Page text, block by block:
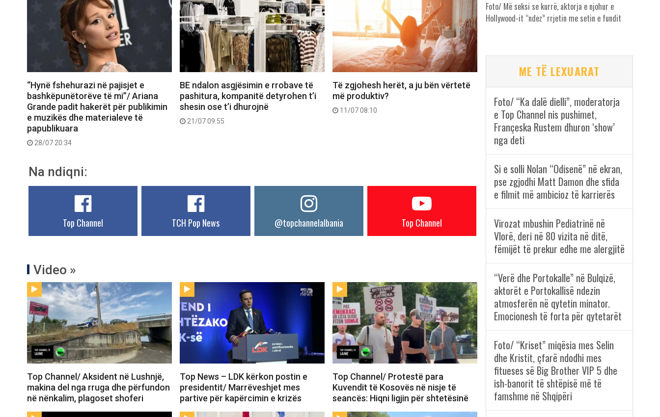
“Hynë fshehurazi në pajisjet e
bashkëpunëtorëve të mi”/ Ariana
Grande padit hakerët për publikimin
e muzikës dhe materialeve të
papublikuara
28/07 20:34
BE ndalon asgjësimin e rrobave të
pashitura, kompanitë detyrohen t’i
shesin ose t’i dhurojnë
21/07 09:55
Të zgjohesh herët, a ju bën vërtetë
më produktiv?
11/07 08:10
Na ndiqni:
Top Channel TCH Pop News @topchannelalbania Top Channel
Video »
Top Channel/ Aksident në Lushnjë,
makina del nga rruga dhe përfundon
në nënkalim, plagoset shoferi
Top News – LDK kërkon postin e
presidentit/ Marrëveshjet mes
partive për kapërcimin e krizës
Top Channel/ Protestë para
Kuvendit të Kosovës në nisje të
seancës: Hiqni ligjin për shtetësinë
Foto/ Më seksi se kurrë, aktorja e njohur e
Hollywood-it “ndez” rrjetin me setin e fundit
ME TË LEXUARAT
Foto/ “Ka dalë dielli”, moderatorja
e Top Channel nis pushimet,
Françeska Rustem dhuron ‘show’
nga deti
Si e solli Nolan “Odisenë” në ekran,
pse zgjodhi Matt Damon dhe sfida
e filmit më ambicioz të karrierës
Virozat mbushin Pediatrinë në
Vlorë, deri në 80 vizita në ditë,
fëmijët të prekur edhe me alergjitë
“Verë dhe Portokalle” në Bulqizë,
aktorët e Portokallisë ndezin
atmosferën në qytetin minator.
Emocionesh të forta për qytetarët
Foto/ “Kriset” miqësia mes Selin
dhe Kristit, çfarë ndodhi mes
fitueses së Big Brother VIP 5 dhe
ish-banorit të shtëpisë më të
famshme në Shqipëri